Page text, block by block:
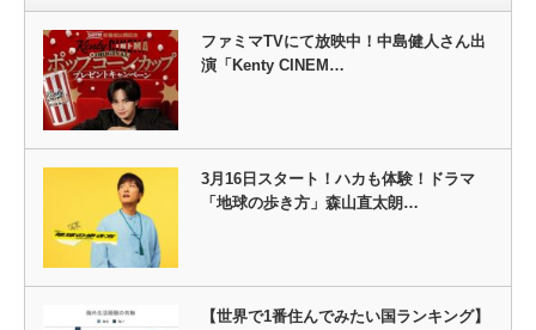
ファミマTVにて放映中！中島健人さん出
演「Kenty CINEM…
3月16日スタート！ハカも体験！ドラマ
「地球の歩き方」森山直太朗…
【世界で1番住んでみたい国ランキング】